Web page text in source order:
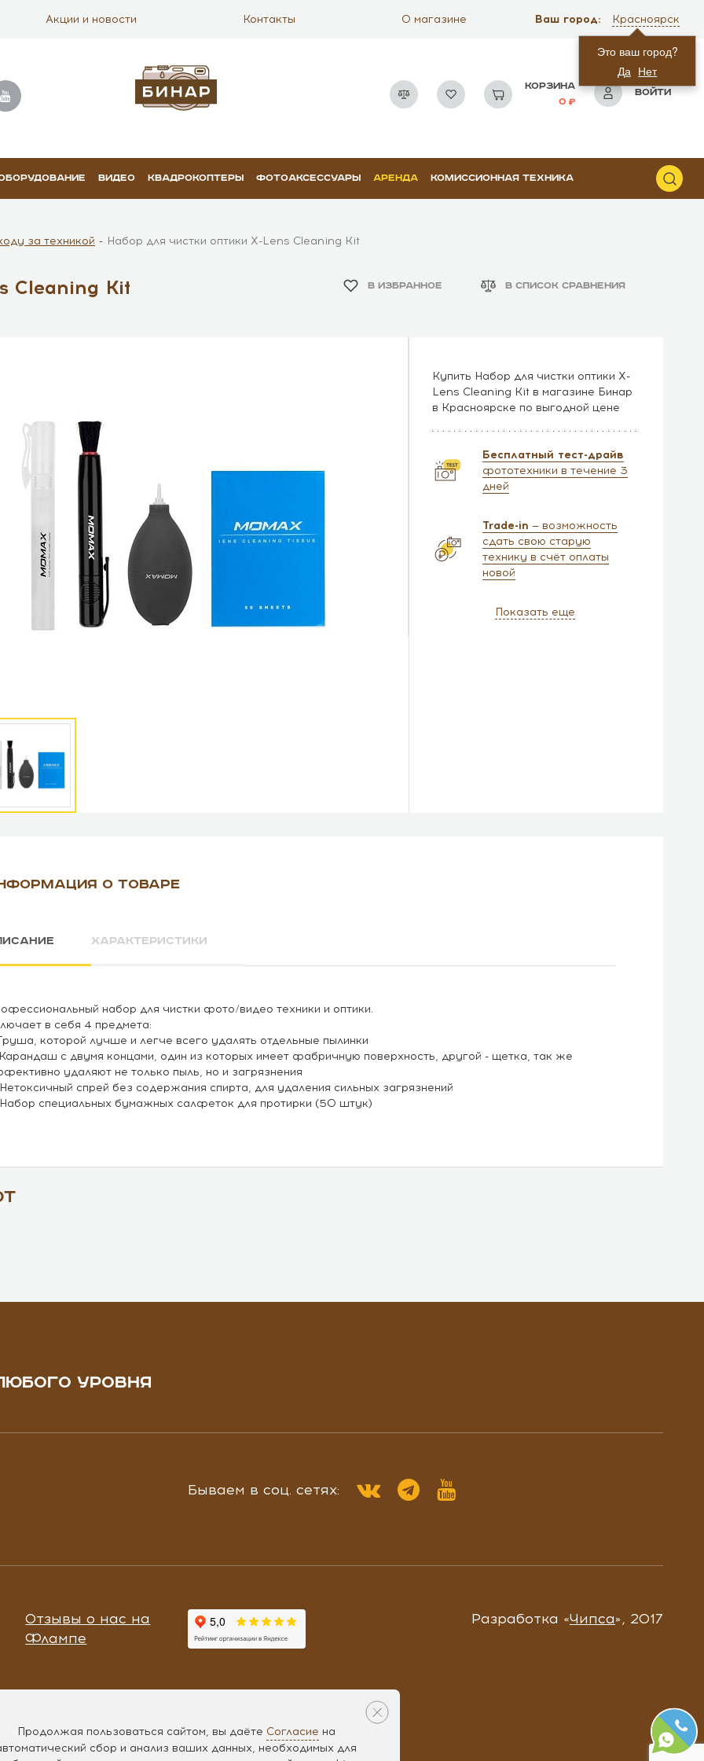
Акции и новости Контакты О магазине Ваш город:
Это ваш город?
Да Нет
Красноярск
КОРЗИНА
0
ВОЙТИ
ВИДЕО КВАДРОКОПТЕРЫ ФОТОАКСЕССУАРЫ АРЕНДА КОМИССИОННАЯ ТЕХНИКА
за техникой Набор для чистки оптики X-Lens Cleaning Kit
Cleaning Kit В ИЗБРАННОЕ В СПИСОК СРАВНЕНИЯ
Купить Набор для чистки оптики X-
Lens Cleaning Kit в магазине Бинар
в Красноярске по выгодной цене
Бесплатный тест-драйв
фототехники в течение 3
дней
Trade-in — возможность
сдать свою старую
технику в счёт оплаты
новой
Показать еще
О ТОВАРЕ
ХАРАКТЕРИСТИКИ
набор для чистки фото/видео техники и оптики.
в себя 4 предмета:
которой лучше и легче всего удалять отдельные пылинки
с двумя концами, один из которых имеет фабричную поверхность, другой - щетка, так же
удаляют не только пыль, но и загрязнения
спрей без содержания спирта, для удаления сильных загрязнений
специальных бумажных салфеток для протирки (50 штук)
УРОВНЯ
Бываем в соц. сетях:
Отзывы о нас на
Флампе
Разработка «Чипса», 2017
Продолжая пользоваться сайтом, вы даёте Согласие на
сбор и анализ ваших данных, необходимых для